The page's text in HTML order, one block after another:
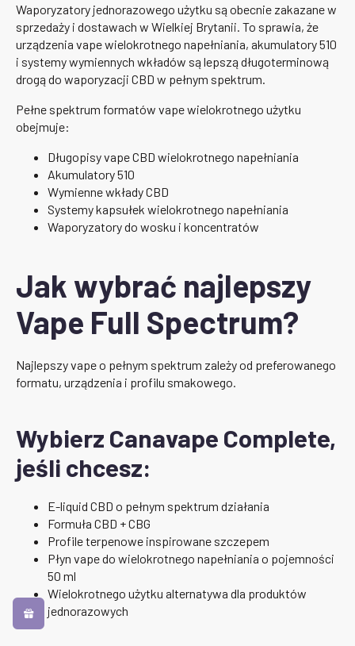
Waporyzatory jednorazowego użytku są obecnie zakazane w
sprzedaży i dostawach w Wielkiej Brytanii. To sprawia, że
urządzenia vape wielokrotnego napełniania, akumulatory 510
i systemy wymiennych wkładów są lepszą długoterminową
drogą do waporyzacji CBD w pełnym spektrum.
Pełne spektrum formatów vape wielokrotnego użytku
obejmuje:
Długopisy vape CBD wielokrotnego napełniania
Akumulatory 510
Wymienne wkłady CBD
Systemy kapsułek wielokrotnego napełniania
Waporyzatory do wosku i koncentratów
Jak wybrać najlepszy
Vape Full Spectrum?
Najlepszy vape o pełnym spektrum zależy od preferowanego
formatu, urządzenia i profilu smakowego.
Wybierz Canavape Complete,
jeśli chcesz:
E-liquid CBD o pełnym spektrum działania
Formuła CBD + CBG
Profile terpenowe inspirowane szczepem
Płyn vape do wielokrotnego napełniania o pojemności
50 ml
Wielokrotnego użytku alternatywa dla produktów
jednorazowych